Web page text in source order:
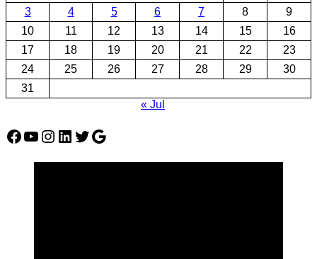
3
4 5 6 7 8
9
10
11 12 13 14 15
16
17
18 19 20 21 22
23
24
25 26 27 28 29
30
31
« Jul
Facebook
YouTube
Instagram
LinkedIn
Twitter
Google